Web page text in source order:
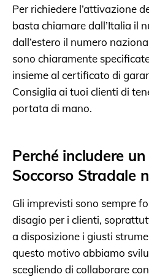
Per richiedere l’attivazione
basta chiamare dall’Italia il
dall’estero il numero
sono chiaramente
insieme al certificato di
Consiglia ai tuoi clienti di
portata di mano.
Perché includere
Soccorso Stradale
Gli imprevisti sono sempre
disagio per i clienti,
a disposizione i giusti
questo motivo abbiamo
scegliendo di collaborare